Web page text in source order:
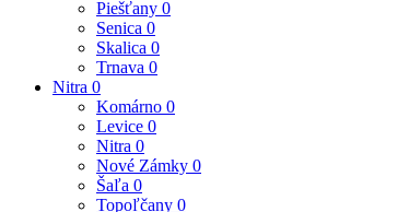
Piešťany 0
Senica 0
Skalica 0
Trnava 0
Nitra 0
Komárno 0
Levice 0
Nitra 0
Nové Zámky 0
Šaľa 0
Topoľčany 0